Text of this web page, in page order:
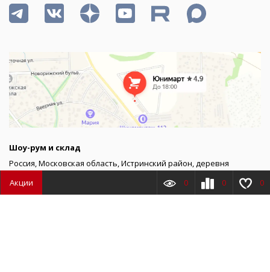
Шоу-рум и склад
Россия, Московская область, Истринский район, деревня
График работы шоу-рума
Акции 0 0 0